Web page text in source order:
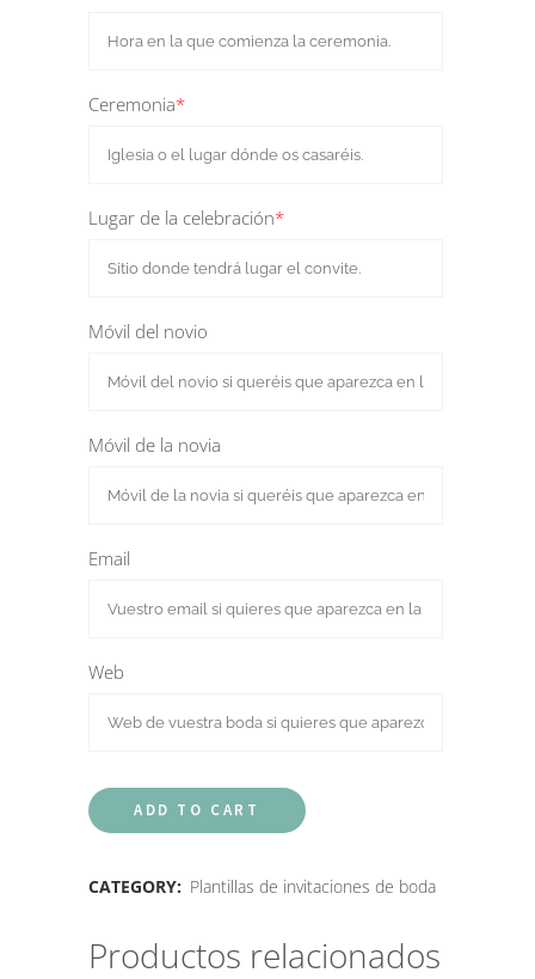
Ceremonia*
Lugar de la celebración*
Móvil del novio
Móvil de la novia
Email
Web
ADD TO CART
CATEGORY: Plantillas de invitaciones de boda
Productos relacionados